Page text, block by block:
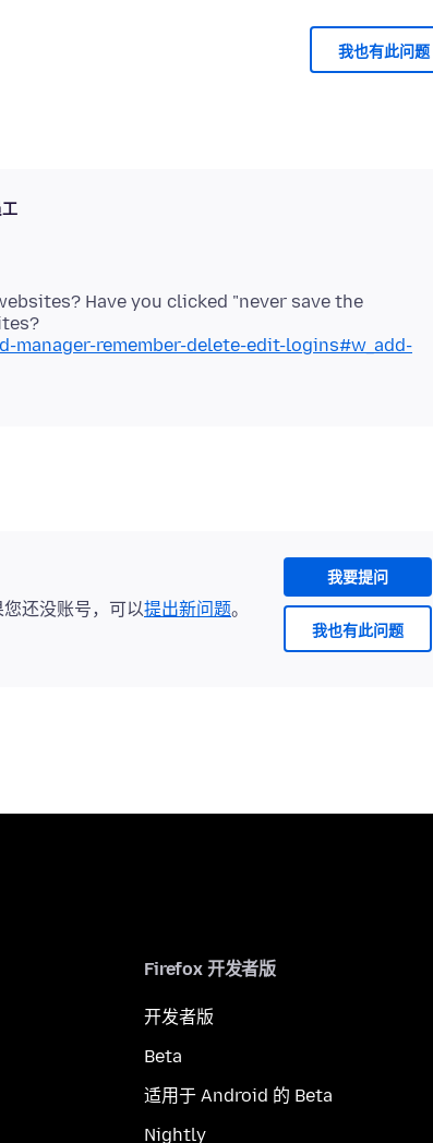
我也有此问题
Have you clicked "never save the
remember-delete-edit-logins#w_add-
我要提问
我也有此问题
还没账号，可以提出新问题。
Firefox 开发者版
开发者版
Beta
适用于 Android 的 Beta
Nightly